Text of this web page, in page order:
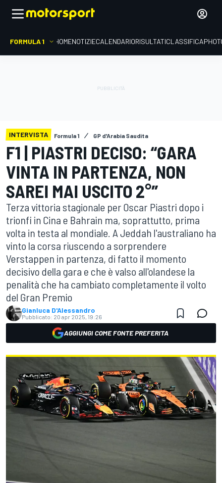
FORMULA 1 HOMENOTIZIECALENDARIORISULTATICLASSIFICA
INTERVISTA Formula 1 GP d'Arabia Saudita
F1 | PIASTRI DECISO: “GARA
VINTA IN PARTENZA, NON
SAREI MAI USCITO 2°”
Terza vittoria stagionale per Oscar Piastri dopo i
trionfi in Cina e Bahrain ma, soprattutto, prima
volta in testa al mondiale. A Jeddah l'australiano ha
vinto la corsa riuscendo a sorprendere
Verstappen in partenza, di fatto il momento
decisivo della gara e che è valso all'olandese la
penalità che ha cambiato completamente il volto
del Gran Premio
Gianluca D'Alessandro
Pubblicato: 20 apr 2025, 19:26
AGGIUNGI COME FONTE PREFERITA